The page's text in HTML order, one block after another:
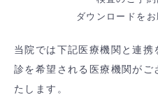
ダウンロードをお
当院では下記医療機関と連
診を希望される医療機関が
たします。